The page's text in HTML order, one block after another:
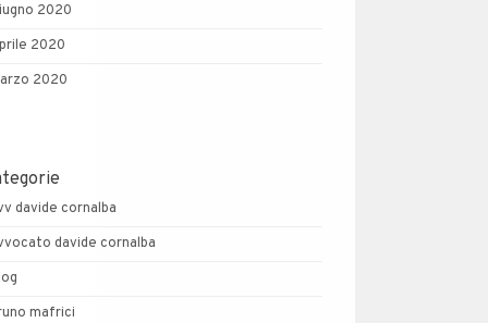
2020
2020
2020
davide cornalba
davide cornalba
mafrici